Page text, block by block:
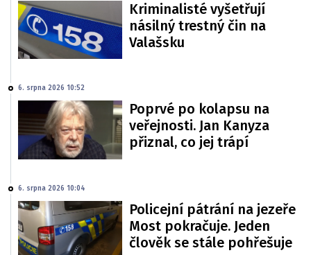
Kriminalisté vyšetřují
násilný trestný čin na
Valašsku
6. srpna 2026 10:52
Poprvé po kolapsu na
veřejnosti. Jan Kanyza
přiznal, co jej trápí
6. srpna 2026 10:04
Policejní pátrání na jezeře
Most pokračuje. Jeden
člověk se stále pohřešuje